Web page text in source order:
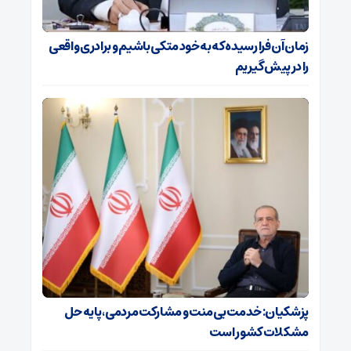
زمان آن فرا رسیده که به خود متکی باشیم و برادری واقعی
را در پیش گیریم
پزشکیان: خدمت بی‌منت و مشارکت مردمی، پایه حل
مشکلات کشور است